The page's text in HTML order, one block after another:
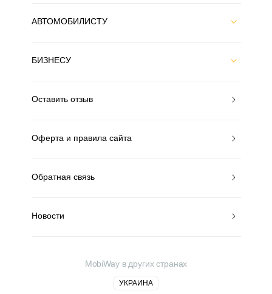
АВТОМОБИЛИСТУ
БИЗНЕСУ
Оставить отзыв
Оферта и правила сайта
Обратная связь
Новости
MobiWay в других странах
УКРАИНА